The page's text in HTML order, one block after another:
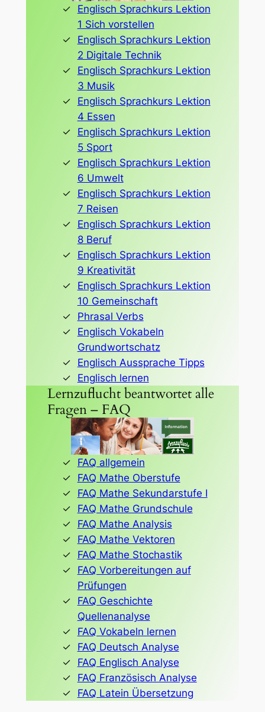
Englisch Sprachkurs Lektion
1 Sich vorstellen
Englisch Sprachkurs Lektion
2 Digitale Technik
Englisch Sprachkurs Lektion
3 Musik
Englisch Sprachkurs Lektion
4 Essen
Englisch Sprachkurs Lektion
5 Sport
Englisch Sprachkurs Lektion
6 Umwelt
Englisch Sprachkurs Lektion
7 Reisen
Englisch Sprachkurs Lektion
8 Beruf
Englisch Sprachkurs Lektion
9 Kreativität
Englisch Sprachkurs Lektion
10 Gemeinschaft
Phrasal Verbs
Englisch Vokabeln
Grundwortschatz
Englisch Aussprache Tipps
Englisch lernen
Lernzuflucht beantwortet alle
Fragen – FAQ
FAQ allgemein
FAQ Mathe Oberstufe
FAQ Mathe Sekundarstufe I
FAQ Mathe Grundschule
FAQ Mathe Analysis
FAQ Mathe Vektoren
FAQ Mathe Stochastik
FAQ Vorbereitungen auf
Prüfungen
FAQ Geschichte
Quellenanalyse
FAQ Vokabeln lernen
FAQ Deutsch Analyse
FAQ Englisch Analyse
FAQ Französisch Analyse
FAQ Latein Übersetzung